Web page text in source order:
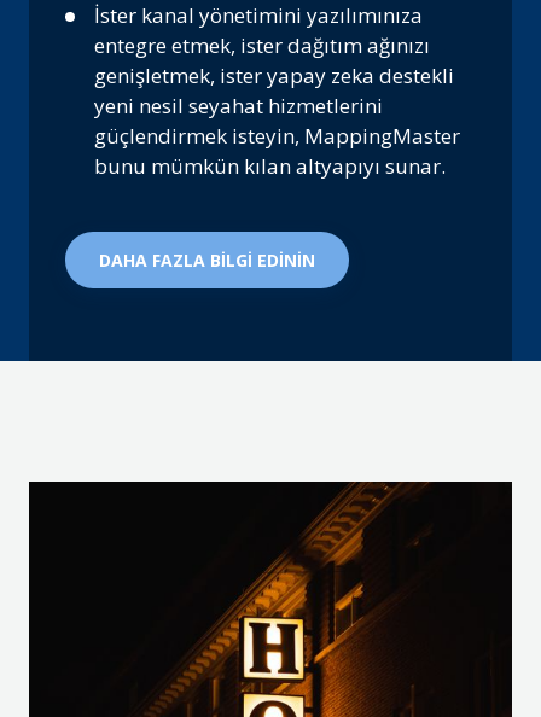
İster kanal yönetimini yazılımınıza
entegre etmek, ister dağıtım ağınızı
genişletmek, ister yapay zeka destekli
yeni nesil seyahat hizmetlerini
güçlendirmek isteyin, MappingMaster
bunu mümkün kılan altyapıyı sunar.
DAHA FAZLA BİLGİ EDİNİN